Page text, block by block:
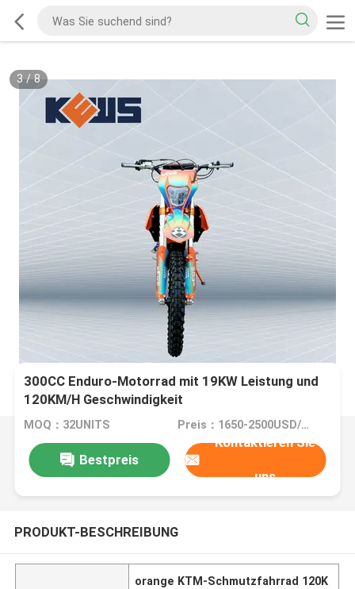
3/8
300CC Enduro-Motorrad mit 19KW Leistung und
120KM/H Geschwindigkeit
MOQ：32UNITS Preis：1650-2500USD/PIECE
Bestpreis
Kontaktieren Sie
uns
PRODUKT-BESCHREIBUNG
orange KTM-Schmutzfahrrad 120K